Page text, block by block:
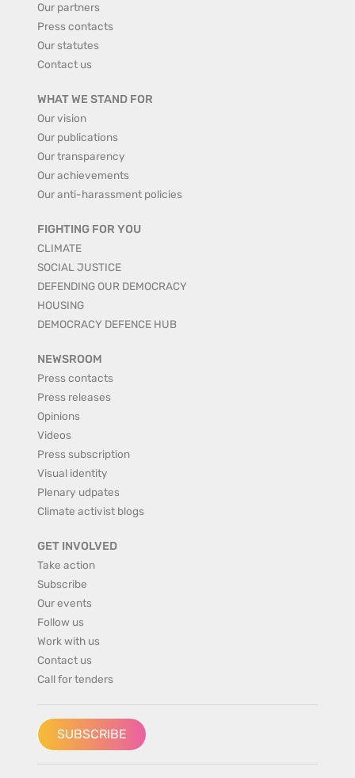
Our partners
Press contacts
Our statutes
Contact us
WHAT WE STAND FOR
Our vision
Our publications
Our transparency
Our achievements
Our anti-harassment policies
FIGHTING FOR YOU
CLIMATE
SOCIAL JUSTICE
DEFENDING OUR DEMOCRACY
HOUSING
DEMOCRACY DEFENCE HUB
NEWSROOM
Press contacts
Press releases
Opinions
Videos
Press subscription
Visual identity
Plenary udpates
Climate activist blogs
GET INVOLVED
Take action
Subscribe
Our events
Follow us
Work with us
Contact us
Call for tenders
SUBSCRIBE